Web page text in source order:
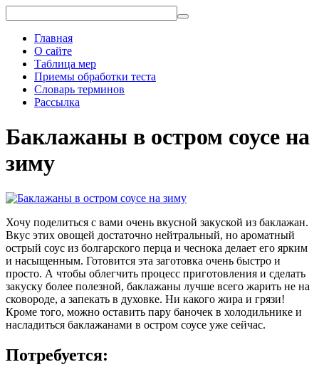
Главная
О сайте
Таблица мер
Приемы обработки теста
Словарь терминов
Рассылка
Баклажаны в остром соусе на
зиму
Хочу поделиться с вами очень вкусной закуской из баклажан.
Вкус этих овощей достаточно нейтральный, но ароматный
острый соус из болгарского перца и чеснока делает его ярким
и насыщенным. Готовится эта заготовка очень быстро и
просто. А чтобы облегчить процесс приготовления и сделать
закуску более полезной, баклажаны лучше всего жарить не на
сковороде, а запекать в духовке. Ни какого жира и грязи!
Кроме того, можно оставить пару баночек в холодильнике и
насладиться баклажанами в остром соусе уже сейчас.
Потребуется: